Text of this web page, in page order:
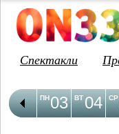
Спектакли
03
ПН 04
ВТ СР